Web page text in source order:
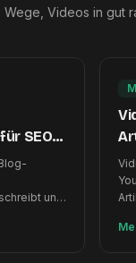
Videos in gut
SEO
und